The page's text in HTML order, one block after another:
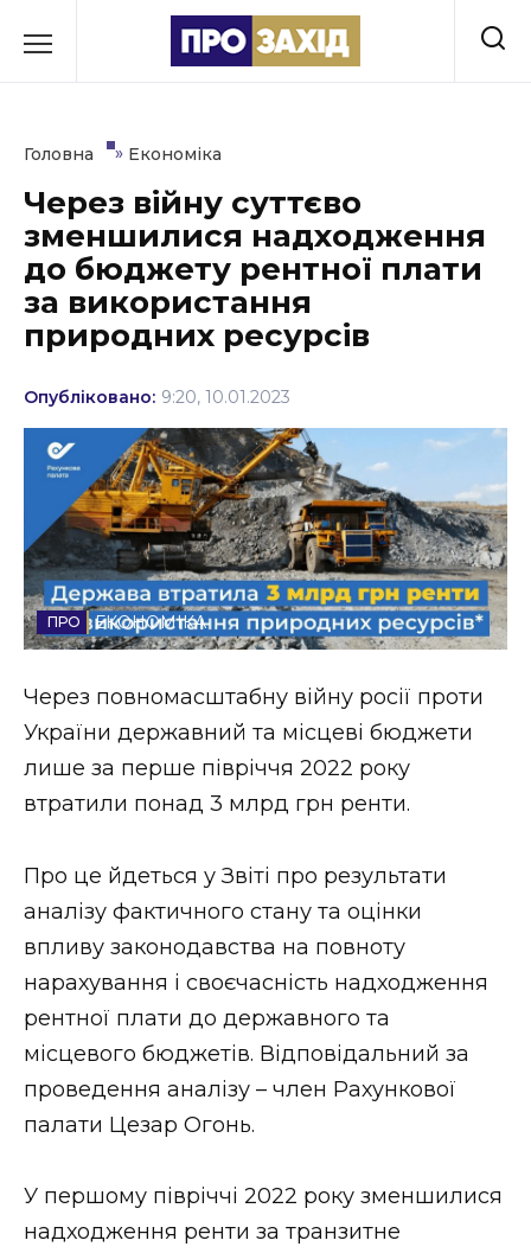
до
Культура
Освіта
Події
Політика
Соціум
Спорт
Стиль життя
Втрачений Ужгород
ЗАКАРПАТСЬКІ НОВИНИ
НОВИНИ ЗАХІДНОЇ УКРАЇНИ
ФОТО
Головна » Економіка
Через війну суттєво
зменшилися надходження
до бюджету рентної плати
за використання
природних ресурсів
Опубліковано: 9:20, 10.01.2023
ЕКОНОМІКА
Через повномасштабну війну росії проти
України державний та місцеві бюджети
лише за перше півріччя 2022 року
втратили понад 3 млрд грн ренти.
Про це йдеться у Звіті про результати
аналізу фактичного стану та оцінки
впливу законодавства на повноту
нарахування і своєчасність надходження
рентної плати до державного та
місцевого бюджетів. Відповідальний за
проведення аналізу – член Рахункової
палати Цезар Огонь.
У першому півріччі 2022 року зменшилися
надходження ренти за транзитне